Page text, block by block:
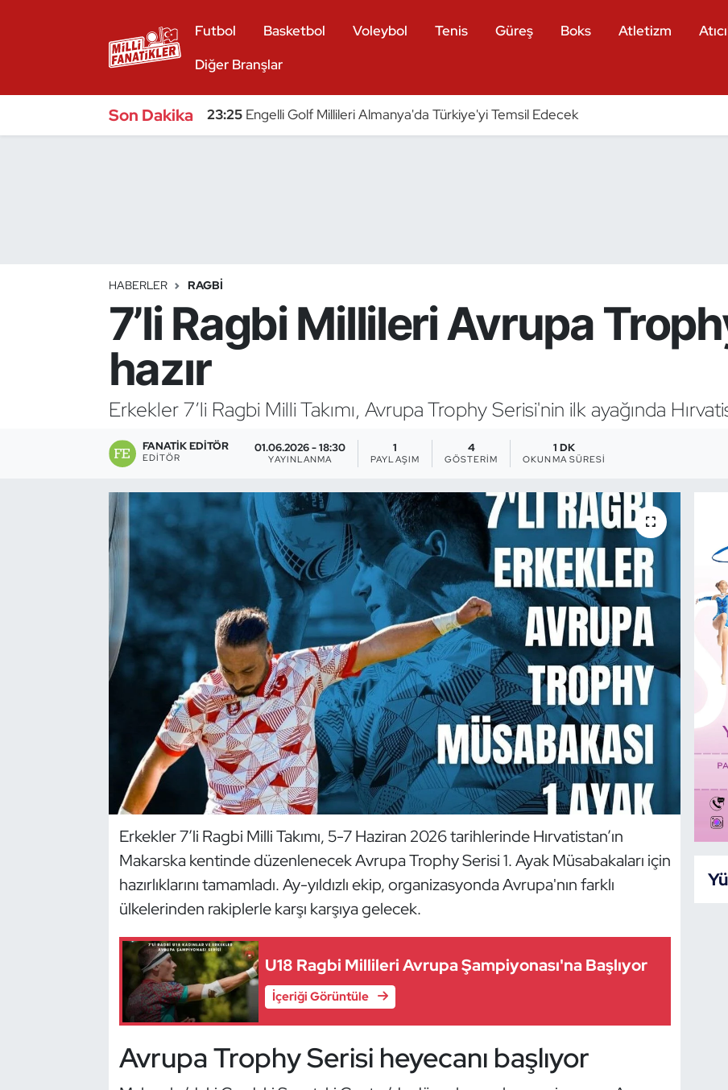
Futbol Basketbol Voleybol Tenis Güreş Boks Atletizm
Diğer Branşlar
Son Dakika 23:25 Engelli Golf Millileri Almanya'da Türkiye'yi Temsil Edecek
HABERLER RAGBI
7’li Ragbi Millileri Avrupa
hazır
Erkekler 7’li Ragbi Milli Takımı, Avrupa Trophy Serisi'nin ilk ayağında
FANATIK EDITÖR
EDITÖR
01.06.2026 - 18:30
YAYINLANMA
1
PAYLAŞIM
4
GÖSTERIM
1 DK
OKUNMA SÜRESI
Erkekler 7’li Ragbi Milli Takımı, 5-7 Haziran 2026 tarihlerinde Hırvatistan’ın
Makarska kentinde düzenlenecek Avrupa Trophy Serisi 1. Ayak Müsabakaları için
hazırlıklarını tamamladı. Ay-yıldızlı ekip, organizasyonda Avrupa'nın farklı
ülkelerinden rakiplerle karşı karşıya gelecek.
U18 Ragbi Millileri Avrupa Şampiyonası'na Başlıyor
İçeriği Görüntüle
Avrupa Trophy Serisi heyecanı başlıyor
Bocce Bowling Dart
Buz Hokeyi
Buz Pateni
Cimnastik
Dövüş Sanatı